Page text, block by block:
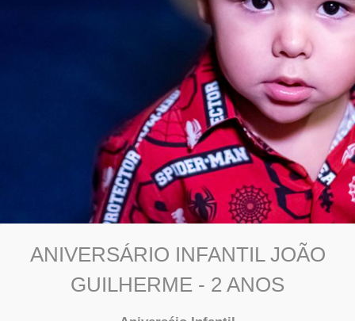
ANIVERSÁRIO INFANTIL JOÃO
GUILHERME - 2 ANOS